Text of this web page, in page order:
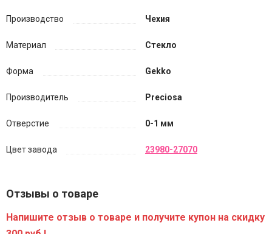
Производство Чехия
Материал Стекло
Форма Gekko
Производитель Preciosa
Отверстие 0-1 мм
Цвет завода 23980-27070
Отзывы о товаре
Напишите отзыв о товаре и получите купон на скидку